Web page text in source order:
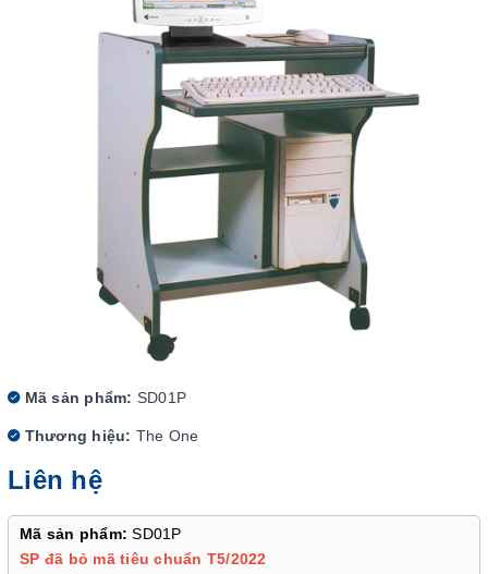
Mã sản phẩm: SD01P
Thương hiệu: The One
Liên hệ
Mã sản phẩm: SD01P
SP đã bỏ mã tiêu chuẩn T5/2022